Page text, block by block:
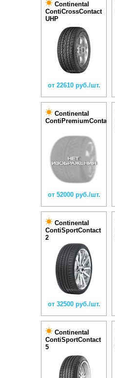
Continental
ContiCrossContact
UHP
от 22610 руб./шт.
Continental
ContiPremiumContact
от 52000 руб./шт.
Continental
ContiSportContact
2
от 32500 руб./шт.
Continental
ContiSportContact
5